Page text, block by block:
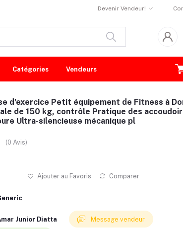
Devenir Vendeur!
Catégories Vendeurs
d'exercice Petit équipement de Fitness à
de 150 kg, contrôle Pratique des
Ultra-silencieuse mécanique pl
(0 Avis)
Ajouter au Favoris Comparer
Junior Diatta Message vendeur